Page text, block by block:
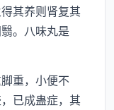
其养则肾复其
。八味丸是
重，小便不
已成蛊症，其